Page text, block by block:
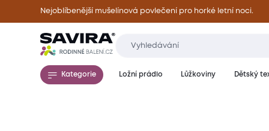
Nejoblíbenější mušelínová povlečení pro horké letní noci.
Kategorie Ložní prádlo Lůžkoviny Dětský